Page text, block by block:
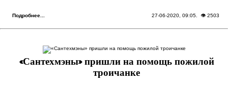
Подробнее... 27-06-2020, 09:05. 👁 2503
«Сантехмэны» пришли на помощь пожилой
троичанке